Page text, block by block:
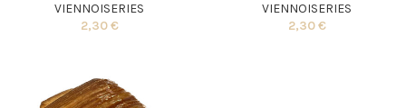
VIENNOISERIES
2,30€
VIENNOISERIES
2,30€